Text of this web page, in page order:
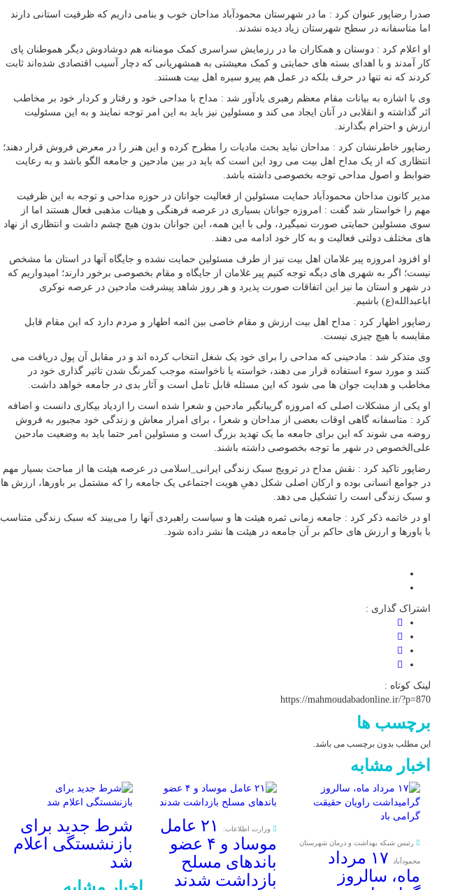
صدرا رضاپور عنوان کرد : ما در شهرستان محمودآباد مداحان خوب و بنامی داریم که ظرفیت استانی دارند
اما متاسفانه در سطح شهرستان زیاد دیده نشدند.
او اعلام کرد : دوستان و همکاران ما در رزمایش سراسری کمک مومنانه هم دوشادوش دیگر هموطنان پای
کار آمدند و با اهدای بسته های حمایتی و کمک معیشتی به همشهریانی که دچار آسیب اقتصادی شده‌اند ثابت
کردند که نه تنها در حرف بلکه در عمل هم پیرو سیره اهل بیت هستند.
وی با اشاره به بیانات مقام معظم رهبری یادآور شد : مداح با مداحی خود و رفتار و کردار خود بر مخاطب
اثر گذاشته و انقلابی در آنان ایجاد می کند و مسئولین نیز باید به این امر توجه نمایند و به این مسئولیت
ارزش و احترام بگذارند.
رضاپور خاطرنشان کرد : مداحان نباید بحث مادیات را مطرح کرده و این هنر را در معرض فروش قرار دهند؛
انتظاری که از یک مداح اهل بیت می رود این است که باید در بین مادحین و جامعه الگو باشد و به رعایت
ضوابط و اصول مداحی توجه بخصوصی داشته باشد.
مدیر کانون مداحان محمودآباد حمایت مسئولین از فعالیت جوانان در حوزه مداحی و توجه به این ظرفیت
مهم را خواستار شد گفت : امروزه جوانان بسیاری در عرصه فرهنگی و هیئات مذهبی فعال هستند اما از
سوی مسئولین حمایتی صورت نمیگیرد، ولی با این همه، این جوانان بدون هیچ چشم داشت و انتظاری از نهاد
های مختلف دولتی فعالیت و به کار خود ادامه می دهند.
او افزود امروزه پیر غلامان اهل بیت نیز از طرف مسئولین حمایت نشده و جایگاه آنها در استان ما مشخص
نیست؛ اگر به شهری های دیگه توجه کنیم پیر غلامان از جایگاه و مقام بخصوصی برخور دارند؛ امیدواریم که
در شهر و استان ما نیز این اتفاقات صورت پذیرد و هر روز شاهد پیشرفت مادحین در عرصه نوکری
اباعبدالله(ع) باشیم.
رضاپور اظهار کرد : مداح اهل بیت ارزش و مقام خاصی بین ائمه اطهار و مردم دارد که این مقام قابل
مقایسه با هیچ چیزی نیست.
وی متذکر شد : مادحینی که مداحی را برای خود یک شغل انتخاب کرده اند و در مقابل آن پول دریافت می
کنند و مورد سوء استفاده قرار می دهند، خواسته یا ناخواسته موجب کمرنگ شدن تاثیر گذاری خود در
مخاطب و هدایت جوان ها می شود که این مسئله قابل تامل است و آثار بدی در جامعه خواهد داشت.
او یکی از مشکلات اصلی که امروزه گریبانگیر مادحین و شعرا شده است را ازدیاد بیکاری دانست و اضافه
کرد : متاسفانه گاهی اوقات بعضی ‌از مداحان و شعرا ، برای امرار معاش و زندگی خود مجبور به فروش
روضه می شوند که این برای جامعه ما یک تهدید بزرگ است و مسئولین امر حتما باید به وضعیت مادحین
علی‌الخصوص در شهر ما توجه بخصوصی داشته باشند.
رضاپور تاکید کرد : نقش مداح در ترویج سبک زندگی ایرانی_اسلامی در عرصه هیئت ها از مباحث بسیار مهم
در جوامع انسانی بوده و ارکان اصلی شکل دهیِ هویت اجتماعی یک جامعه را که مشتمل بر باورها، ارزش ها
و سبک زندگی است را تشکیل می دهد.
او در خاتمه ذکر کرد : جامعه زمانی ثمره هیئت ها و سیاست راهبردی آنها را می‌بیند که سبک زندگی متناسب
با باورها و ارزش های حاکم بر آن جامعه در هیئت ها نشر داده شود.
اشتراک گذاری :
لینک کوتاه :
https://mahmoudabadonline.ir/?p=870
برچسب ها
این مطلب بدون برچسب می باشد.
اخبار مشابه
رئیس شبکه بهداشت و درمان شهرستان
محمودآباد
۱۷ مرداد
ماه، سالروز
وزارت اطلاعات:
۲۱ عامل
موساد و ۴ عضو
باند‌های مسلح
بازداشت شدند
شرط جدید برای
بازنشستگی اعلام
شد